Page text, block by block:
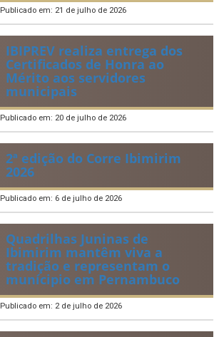
Publicado em: 21 de julho de 2026
IBIPREV realiza entrega dos
Certificados de Honra ao
Mérito aos servidores
municipais
Publicado em: 20 de julho de 2026
2ª edição do Corre Ibimirim
2026
Publicado em: 6 de julho de 2026
Quadrilhas Juninas de
Ibimirim mantêm viva a
tradição e representam o
munícipio em Pernambuco
Publicado em: 2 de julho de 2026